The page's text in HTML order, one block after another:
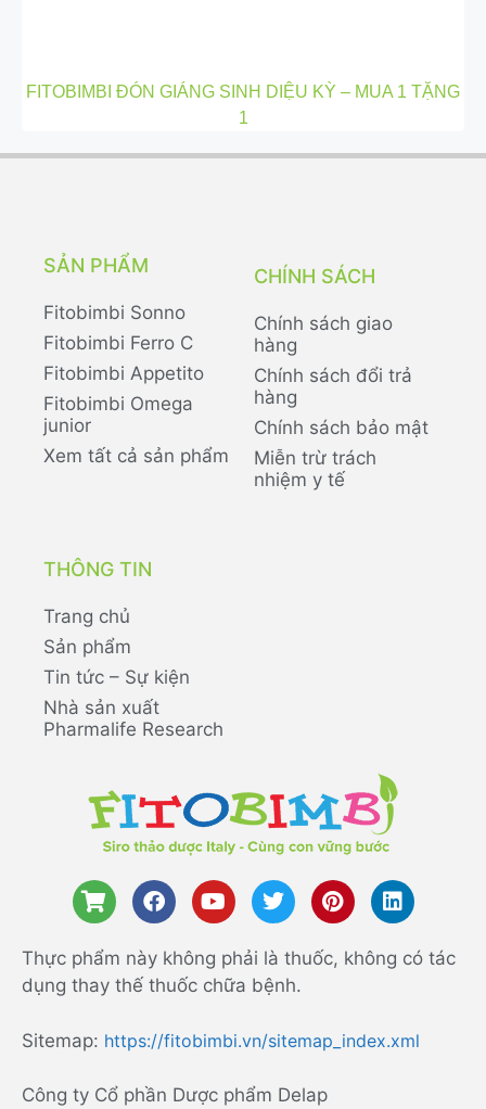
FITOBIMBI ĐÓN GIÁNG SINH DIỆU KỲ – MUA 1 TẶNG
1
SẢN PHẨM
Fitobimbi Sonno
Fitobimbi Ferro C
Fitobimbi Appetito
Fitobimbi Omega
junior
Xem tất cả sản phẩm
CHÍNH SÁCH
Chính sách giao
hàng
Chính sách đổi trả
hàng
Chính sách bảo mật
Miễn trừ trách
nhiệm y tế
THÔNG TIN
Trang chủ
Sản phẩm
Tin tức – Sự kiện
Nhà sản xuất
Pharmalife Research
Thực phẩm này không phải là thuốc, không có tác
dụng thay thế thuốc chữa bệnh.
Sitemap: https://fitobimbi.vn/sitemap_index.xml
Công ty Cổ phần Dược phẩm Delap